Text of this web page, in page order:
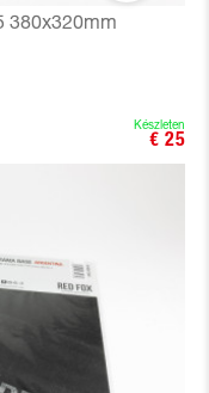
380x320mm
Készleten
€ 25